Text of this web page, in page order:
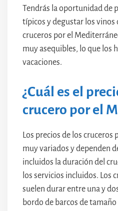
Tendrás la oportunidad de
típicos y degustar los vinos
cruceros por el
muy asequibles, lo que los
vacaciones.
¿Cuál es el
crucero por el
Los precios de los
muy variados y dependen
incluidos la duración del
los servicios incluidos. Los
suelen durar entre una y
bordo de barcos de